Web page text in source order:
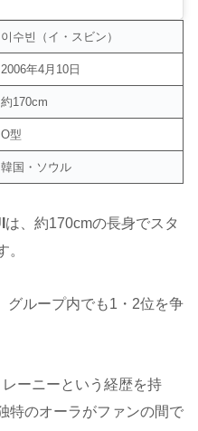
이수빈（イ・スビン）
2006年4月10日
約170cm
O型
韓国・ソウル
は、約170cmの長身でスタ
。
グループ内でも1・2位を争
ーニーという経歴を持
特のオーラがファンの間で